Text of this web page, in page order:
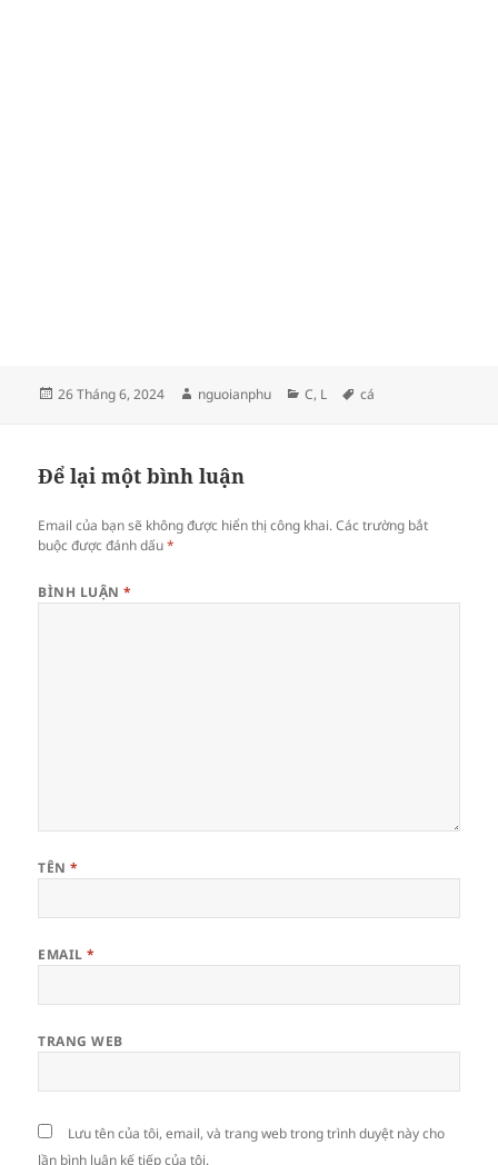
Đăng
26 Tháng 6, 2024
Tác
nguoianphu
Danh
C, L Thẻ
cá
Để lại một bình luận
Email của bạn sẽ không được hiển thị công khai. Các trường bắt
buộc được đánh dấu*
BÌNH LUẬN*
TÊN*
EMAIL*
TRANG WEB
Lưu tên của tôi, email, và trang web trong trình duyệt này cho
lần bình luận kế tiếp của tôi.